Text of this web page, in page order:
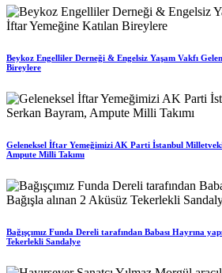
Beykoz Engelliler Derneği & Engelsiz Yaşam Vakfı
Bireylere
Geleneksel İftar Yemeğimizi AK Parti İstanbul
Ampute Milli Takımı
Bağışçımız Funda Dereli tarafından Babası Hayrına
Tekerlekli Sandalye